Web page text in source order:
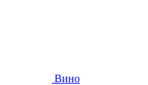
Вино